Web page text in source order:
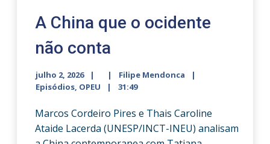
A China que o ocidente
não conta
julho 2, 2026
Filipe Mendonca
Episódios, OPEU 31:49
Marcos Cordeiro Pires e Thais Caroline
Ataide Lacerda (UNESP/INCT-INEU) analisam